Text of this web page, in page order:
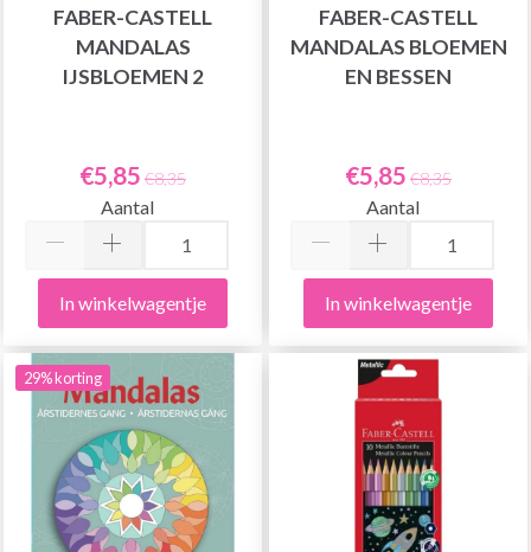
FABER-CASTELL
MANDALAS
IJSBLOEMEN 2
€5,85 €8,35
Aantal
In winkelwagentje
FABER-CASTELL
MANDALAS BLOEMEN
EN BESSEN
€5,85 €8,35
Aantal
In winkelwagentje
29% korting